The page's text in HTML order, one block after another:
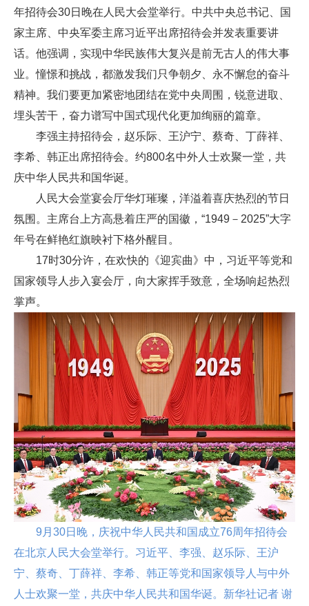
年招待会30日晚在人民大会堂举行。中共中央总书记、国
家主席、中央军委主席习近平出席招待会并发表重要讲
话。他强调，实现中华民族伟大复兴是前无古人的伟大事
业。憧憬和挑战，都激发我们只争朝夕、永不懈怠的奋斗
精神。我们要更加紧密地团结在党中央周围，锐意进取、
埋头苦干，奋力谱写中国式现代化更加绚丽的篇章。
李强主持招待会，赵乐际、王沪宁、蔡奇、丁薛祥、
李希、韩正出席招待会。约800名中外人士欢聚一堂，共
庆中华人民共和国华诞。
人民大会堂宴会厅华灯璀璨，洋溢着喜庆热烈的节日
氛围。主席台上方高悬着庄严的国徽，“1949－2025”大字
年号在鲜艳红旗映衬下格外醒目。
17时30分许，在欢快的《迎宾曲》中，习近平等党和
国家领导人步入宴会厅，向大家挥手致意，全场响起热烈
掌声。
9月30日晚，庆祝中华人民共和国成立76周年招待会
在北京人民大会堂举行。习近平、李强、赵乐际、王沪
宁、蔡奇、丁薛祥、李希、韩正等党和国家领导人与中外
人士欢聚一堂，共庆中华人民共和国华诞。新华社记者 谢